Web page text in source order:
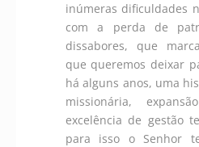
inúmeras dificuldades
com a perda de
dissabores, que
que queremos deixar
há alguns anos, uma
missionária,
excelência de gestão
para isso o Senhor